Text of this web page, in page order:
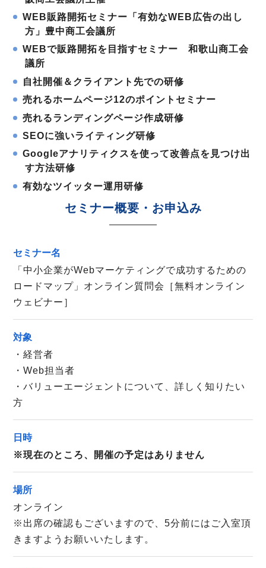
WEB販路開拓セミナー「有効なWEB広告の出し
方」豊中商工会議所
WEBで販路開拓を目指すセミナー 和歌山商工会
議所
自社開催＆クライアント先での研修
売れるホームページ12のポイントセミナー
売れるランディングページ作成研修
SEOに強いライティング研修
Googleアナリティクスを使って改善点を見つけ出
す方法研修
有効なツイッター運用研修
セミナー概要・お申込み
セミナー名
「中小企業がWebマーケティングで成功するための
ロードマップ」オンライン質問会［無料オンライン
ウェビナー］
対象
・経営者
・Web担当者
・バリューエージェントについて、詳しく知りたい
方
日時
※現在のところ、開催の予定はありません
場所
オンライン
※出席の確認もございますので、5分前にはご入室頂
きますようお願いいたします。